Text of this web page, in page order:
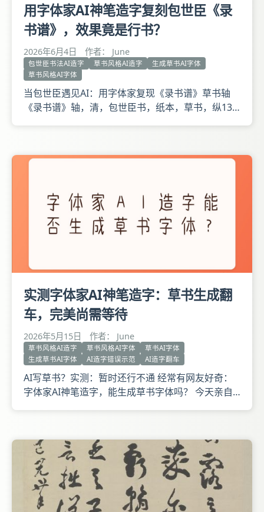
用字体家AI神笔造字复刻包世臣《录
书谱》，效果竟是行书？
2026年6月4日 作者： June
包世臣书法AI造字 草书风格AI造字
生成草书AI字体
草书风格AI字体
当包世臣遇见AI：用字体家复现《录书谱》草书轴
《录书谱》轴，清，包世臣书，纸本，草书，纵137
敬笔势论十章，文鄙理疏，意乖言拙，详其旨趣，殊
实测字体家AI神笔造字：草书生成翻
车，完美尚需等待
2026年5月15日 作者： June
草书风格AI造字 草书风格AI字体
草书AI字体
生成草书AI字体
AI造字错误示范 AI造字翻车
AI写草书？实测：暂时还行不通 经常有网友好奇：
字体家AI神笔造字，能生成草书字体吗？ 今天亲自
图片，逐个框选单字。 第三步，生成模型。点击开
始生成模型